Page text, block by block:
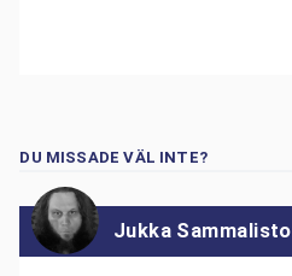
DU MISSADE VÄL INTE?
Jukka Sammalisto